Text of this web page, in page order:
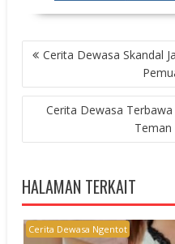
POST
NAVIGATION
Cerita Dewasa Skandal
Cerita Dewasa
Teman
HALAMAN TERKAIT
Cerita Dewasa Ngentot